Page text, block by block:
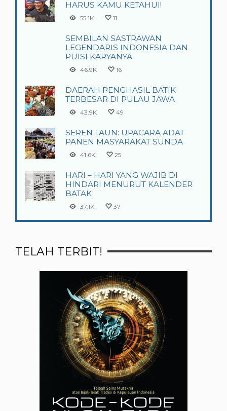
HARUS KAMU KETAHUI!
55.1K 11
SEMBILAN SASTRAWAN
LEGENDARIS INDONESIA DAN
PUISI KARYANYA
46.9K 16
DAERAH PENGHASIL BATIK
TERBESAR DI PULAU JAWA
43.9K 49
SEREN TAUN: UPACARA ADAT
PANEN MASYARAKAT SUNDA
41.6K 25
HARI – HARI YANG WAJIB DI
HINDARI MENURUT KALENDER
BATAK
37.1K 37
TELAH TERBIT!